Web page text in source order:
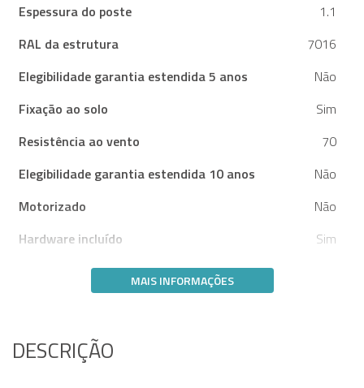
Espessura do poste
1.1
RAL da estrutura
7016
Elegibilidade garantia estendida 5 anos
Não
Fixação ao solo
Sim
Resistência ao vento
70
Elegibilidade garantia estendida 10 anos
Não
Motorizado
Não
Hardware incluído
Sim
MAIS INFORMAÇÕES
DESCRIÇÃO